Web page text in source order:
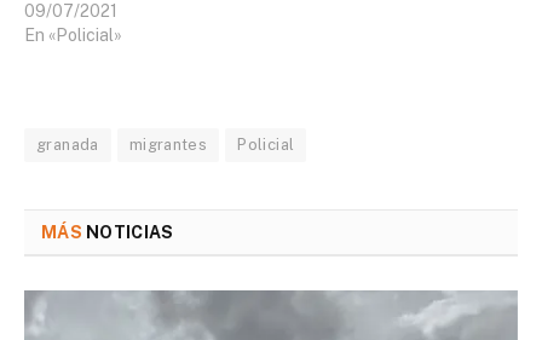
09/07/2021
En «Policial»
granada migrantes Policial
MÁS NOTICIAS